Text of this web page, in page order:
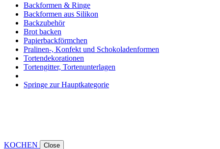
Backformen & Ringe
Backformen aus Silikon
Backzubehör
Brot backen
Papierbackförmchen
Pralinen-, Konfekt und Schokoladenformen
Tortendekorationen
Tortengitter, Tortenunterlagen
Springe zur Hauptkategorie
KOCHEN Close